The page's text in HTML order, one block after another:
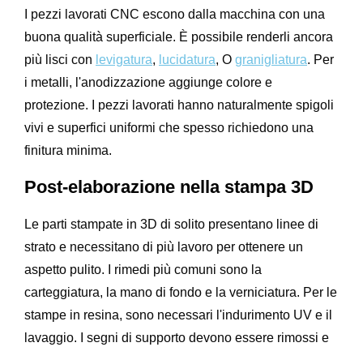
I pezzi lavorati CNC escono dalla macchina con una
buona qualità superficiale. È possibile renderli ancora
più lisci con levigatura, lucidatura, O granigliatura. Per
i metalli, l'anodizzazione aggiunge colore e
protezione. I pezzi lavorati hanno naturalmente spigoli
vivi e superfici uniformi che spesso richiedono una
finitura minima.
Post-elaborazione nella stampa 3D
Le parti stampate in 3D di solito presentano linee di
strato e necessitano di più lavoro per ottenere un
aspetto pulito. I rimedi più comuni sono la
carteggiatura, la mano di fondo e la verniciatura. Per le
stampe in resina, sono necessari l'indurimento UV e il
lavaggio. I segni di supporto devono essere rimossi e